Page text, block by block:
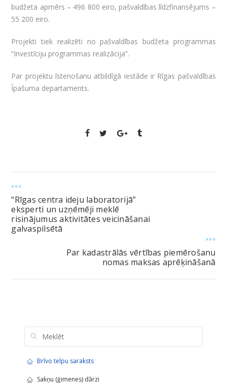
budžeta apmērs – 496 800 eiro, pašvaldības līdzfinansējums –
55 200 eiro.
Projekti tiek realizēti no pašvaldības budžeta programmas
“Investīciju programmas realizācija”.
Par projektu īstenošanu atbildīgā iestāde ir Rīgas pašvaldības
Īpašuma departaments.
<<<
“Rīgas centra ideju laboratorijā”
eksperti un uzņēmēji meklē
risinājumus aktivitātes veicināšanai
galvaspilsētā
>>>
Par kadastrālās vērtības piemērošanu
nomas maksas aprēķināšanā
Brīvo telpu saraksts
Sakņu (ģimenes) dārzi